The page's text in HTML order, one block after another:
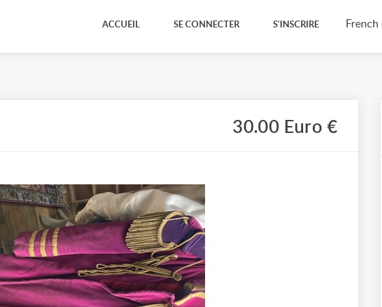
French
ACCUEIL SE CONNECTER S'INSCRIRE
30.00 Euro €